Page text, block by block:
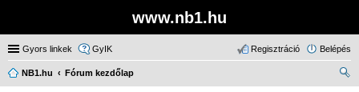
www.nb1.hu
Gyors linkek GyIK Belépés
Regisztráció
NB1.hu
Fórum kezdőlap